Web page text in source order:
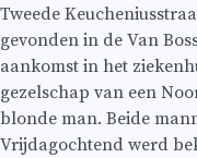
Tweede
gevonden in de Van
aankomst in het
gezelschap van een
blonde man. Beide
Vrijdagochtend werd